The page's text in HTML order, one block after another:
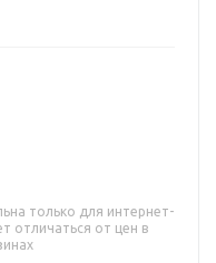
только для интернет-
отличаться от цен в